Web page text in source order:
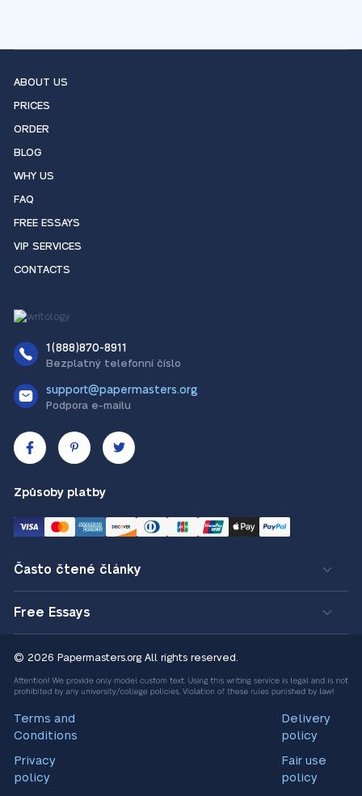
ABOUT US
PRICES
ORDER
BLOG
WHY US
FAQ
FREE ESSAYS
VIP SERVICES
CONTACTS
1(888)870-8911
Bezplatný telefonní číslo
support@papermasters.org
Podpora e-mailu
Způsoby platby
Často čtené články
Free Essays
© 2026 Papermasters.org All rights reserved.
Terms and
Conditions
Privacy
policy
Delivery
policy
Fair use
policy